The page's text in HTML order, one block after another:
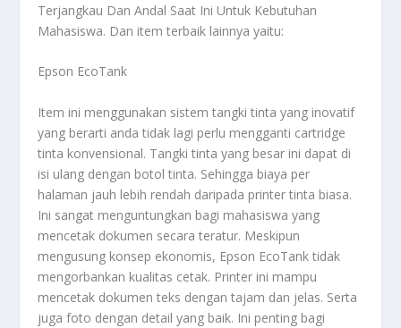
Terjangkau Dan Andal Saat Ini Untuk Kebutuhan
Mahasiswa. Dan item terbaik lainnya yaitu:
Epson EcoTank
Item ini menggunakan sistem tangki tinta yang inovatif
yang berarti anda tidak lagi perlu mengganti cartridge
tinta konvensional. Tangki tinta yang besar ini dapat di
isi ulang dengan botol tinta. Sehingga biaya per
halaman jauh lebih rendah daripada printer tinta biasa.
Ini sangat menguntungkan bagi mahasiswa yang
mencetak dokumen secara teratur. Meskipun
mengusung konsep ekonomis, Epson EcoTank tidak
mengorbankan kualitas cetak. Printer ini mampu
mencetak dokumen teks dengan tajam dan jelas. Serta
juga foto dengan detail yang baik. Ini penting bagi